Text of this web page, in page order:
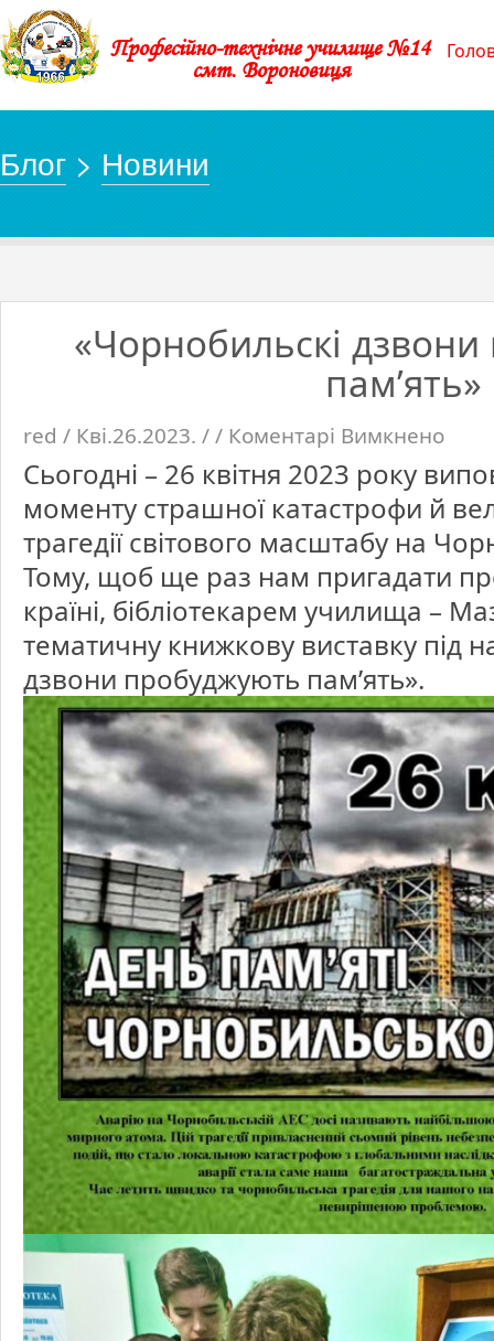
Професійно-технічне училище №14
смт. Вороновиця
Блог>Новини
«Чорнобильскі
пам’ять»
red / Кві.26.2023. / / Коментарі Вимкнено
пам’ять»
Сьогодні – 26 квітня 2023 року
моменту страшної катастрофи й
трагедії світового масштабу на
Тому, щоб ще раз нам пригадати про
країні, бібліотекарем училища –
тематичну книжкову виставку під
дзвони пробуджують пам’ять».